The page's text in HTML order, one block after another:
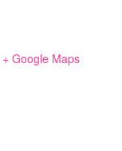
+ Google Maps